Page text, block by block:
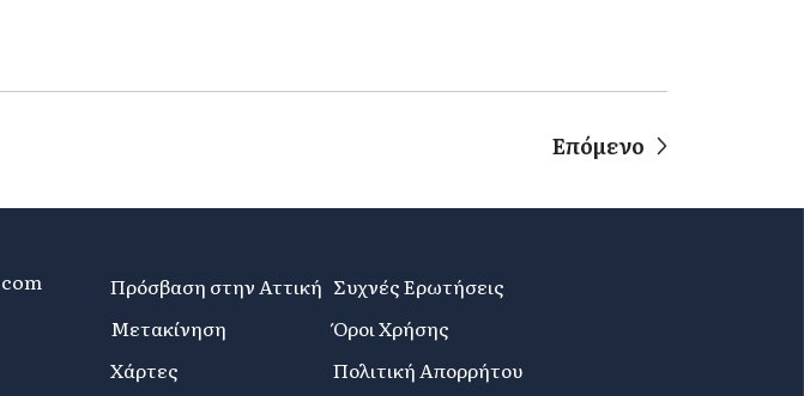
Επόμενο
Πρόσβαση στην Αττική
Μετακίνηση
Χάρτες
Συχνές Ερωτήσεις
Όροι Χρήσης
Πολιτική Απορρήτου